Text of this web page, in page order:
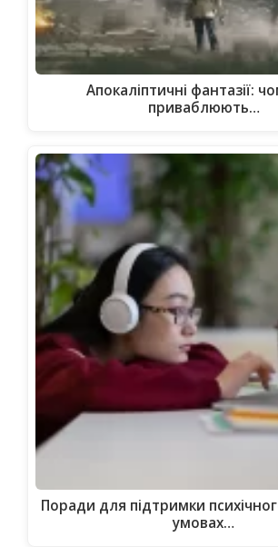
Апокаліптичні фантазії:
приваблюють…
Поради для підтримки
умовах…